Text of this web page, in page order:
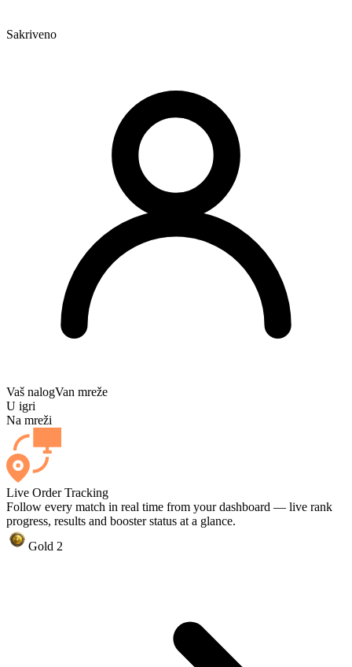
Sakriveno
Vaš nalogVan mreže
U igri
Na mreži
Live Order Tracking
Follow every match in real time from your dashboard — live rank
progress, results and booster status at a glance.
Gold 2